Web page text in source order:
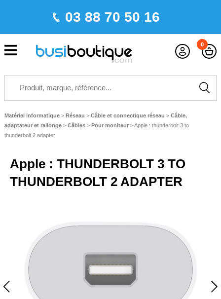
03 88 70 50 16
0
Matériel informatique > Réseau > Câble et connectique réseau > Câble,
adaptateur et rallonge > Câbles > Pour moniteur>Apple : thunderbolt 3 to
thunderbolt 2 adapter
Apple : THUNDERBOLT 3 TO
THUNDERBOLT 2 ADAPTER